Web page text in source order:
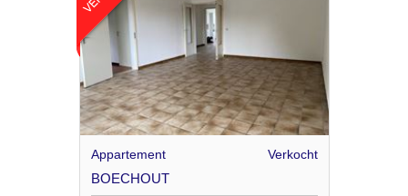
Appartement Verkocht
BOECHOUT